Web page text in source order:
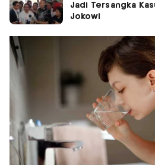
Jadi Tersangka
Jokowi